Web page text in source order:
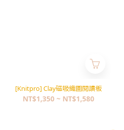
[Knitpro] Clay磁吸織圖閱讀板
NT$1,350 ~ NT$1,580